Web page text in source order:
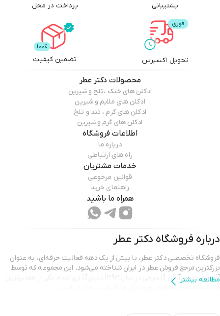
پشتیبانی پرداخت در محل
تحویل اکسپرس تضمین کیفیت
محصولات دکتر عطر
ادکلن های خنک ،تلخ و شیرین
ادکلن های ملایم و شیرین
ادکلن های گرم ، تند و تلخ
ادکلن های گرم و شیرین
اطلاعات فروشگاه
درباره ما
راه های ارتباطی
خدمات مشتریان
قوانین مرجوعی
راهنمای خرید
همراه ما باشید
درباره فروشگاه دکتر عطر
فروشگاه تخصصی دکتر عطر، با بیش از یک دهه فعالیت حرفه‌ای، به عنوان
بزرگترین مرجع فروش عطر در ایران شناخته می‌شود. این مجموعه که توسط
آقای مهندس آرش گلسرخی در سال 1393 بنیان‌گذاری شده، یکی از معتبرترین
واردکننده های عطرهای اورجینال و باکیفیت به ایران است.
مطالعه بیشتر